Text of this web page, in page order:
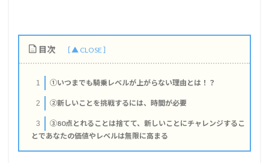
目次
1 ①いつまでも騎乗レベルが上がらない理由とは！？
2 ②新しいことを挑戦するには、時間が必要
3
③80点とれることは捨てて、新しいことにチャレンジするこ
とであなたの価値やレベルは無限に高まる